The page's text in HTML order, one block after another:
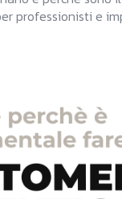
professionisti e